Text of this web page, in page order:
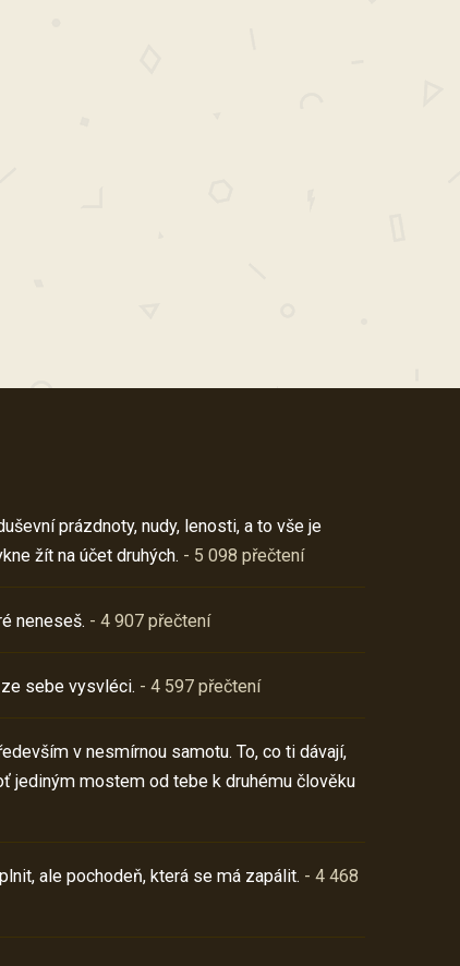
prázdnoty, nudy, lenosti, a to vše je
žít na účet druhých. - 5 098 přečtení
neneseš. - 4 907 přečtení
sebe vysvléci. - 4 597 přečtení
v nesmírnou samotu. To, co ti dávají,
jediným mostem od tebe k druhému člověku
ale pochodeň, která se má zapálit. - 4 468